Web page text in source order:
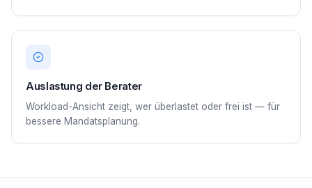
Auslastung der Berater
Workload-Ansicht zeigt, wer überlastet oder frei ist — für
bessere Mandatsplanung.